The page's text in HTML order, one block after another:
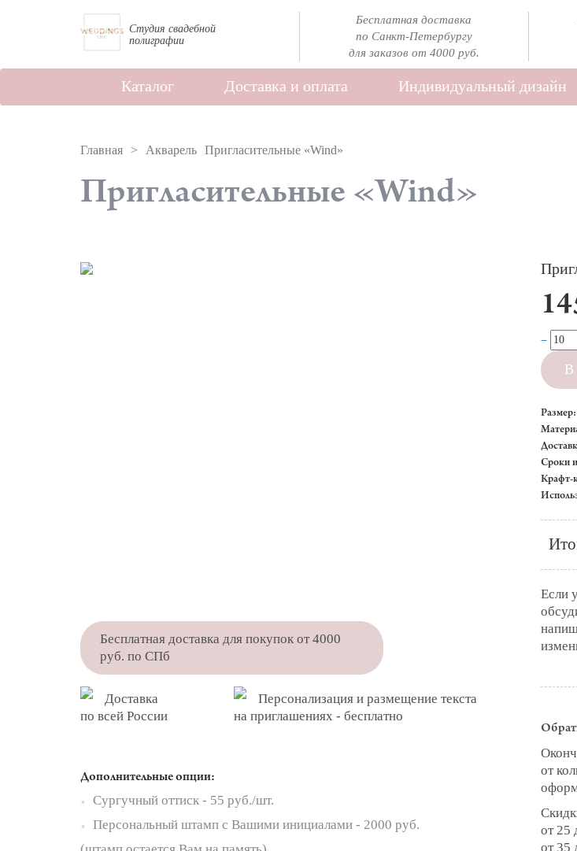
Студия свадебной
полиграфии
Бесплатная доставка
по Санкт-Петербургу
для заказов от 4000 руб.
Каталог Доставка и оплата Индивидуальный дизайн
Главная Акварель Пригласительные «Wind»
Пригласительные «Wind»
В
Размер:
Сроки
Крафт-
Бесплатная доставка для покупок от 4000
руб. по СПб
Доставка
по всей России
Персонализация и размещение текста
на приглашениях - бесплатно
Дополнительные опции:
• Сургучный оттиск - 55 руб./шт.
• Персональный штамп с Вашими инициалами - 2000 руб.
Если
от
от 25
от 35